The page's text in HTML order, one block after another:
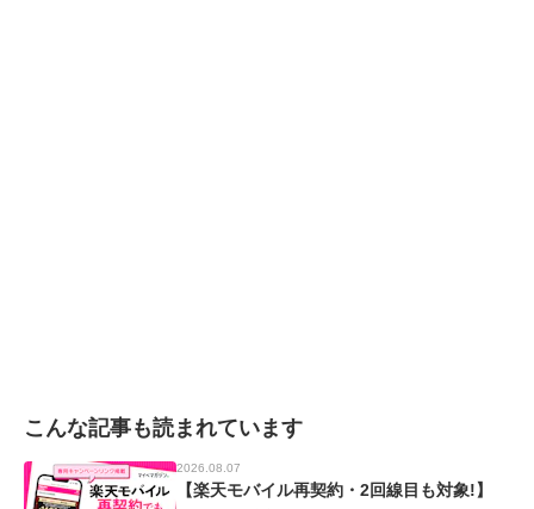
こんな記事も読まれています
2026.08.07
【楽天モバイル再契約・2回線目も対象!】